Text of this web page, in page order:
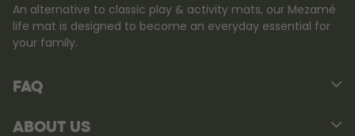
An alternative to classic play & activity mats, our Mezamé
life mat is designed to become an everyday essential for
your family.
FAQ
ABOUT US